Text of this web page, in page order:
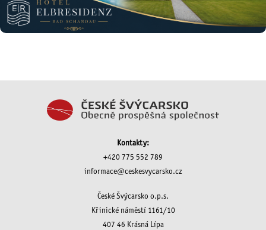
Kontakty:
+420 775 552 789
informace@ceskesvycarsko.cz
České Švýcarsko o.p.s.
Křinické náměstí 1161/10
407 46 Krásná Lípa